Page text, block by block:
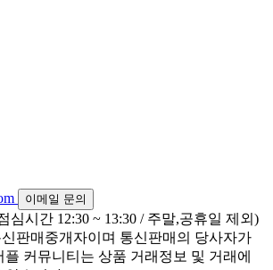
이메일 문의
심시간 12:30 ~ 13:30 / 주말,공휴일 제외)
판매중개자이며 통신판매의 당사자가
커뮤니티는 상품 거래정보 및 거래에